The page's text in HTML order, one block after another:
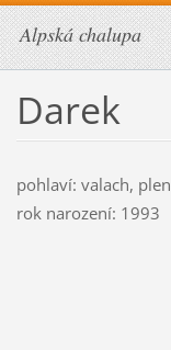
Alpská chalupa
Darek
pohlaví: valach,
rok narození: 1993